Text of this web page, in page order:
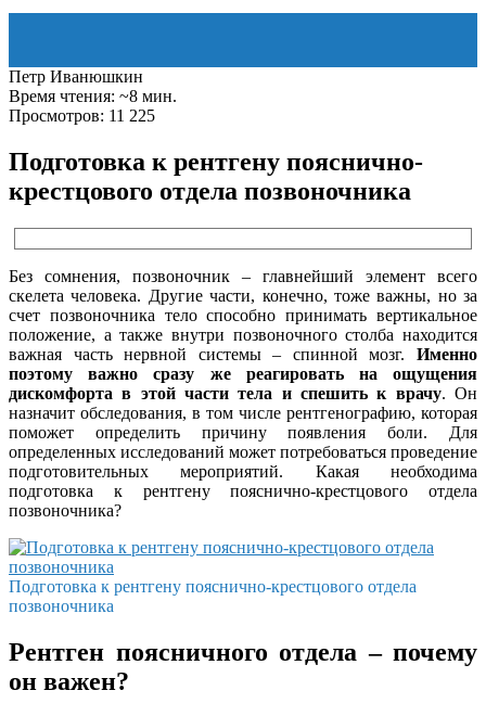
Петр Иванюшкин
Время чтения: ~8 мин.
Просмотров: 11 225
Подготовка к рентгену пояснично-
крестцового отдела позвоночника
Без сомнения, позвоночник – главнейший элемент всего
скелета человека. Другие части, конечно, тоже важны, но за
счет позвоночника тело способно принимать вертикальное
положение, а также внутри позвоночного столба находится
важная часть нервной системы – спинной мозг. Именно
поэтому важно сразу же реагировать на ощущения
дискомфорта в этой части тела и спешить к врачу. Он
назначит обследования, в том числе рентгенографию, которая
поможет определить причину появления боли. Для
определенных исследований может потребоваться проведение
подготовительных мероприятий. Какая необходима
подготовка к рентгену пояснично-крестцового отдела
позвоночника?
Подготовка к рентгену пояснично-крестцового отдела
позвоночника
Рентген поясничного отдела – почему
он важен?